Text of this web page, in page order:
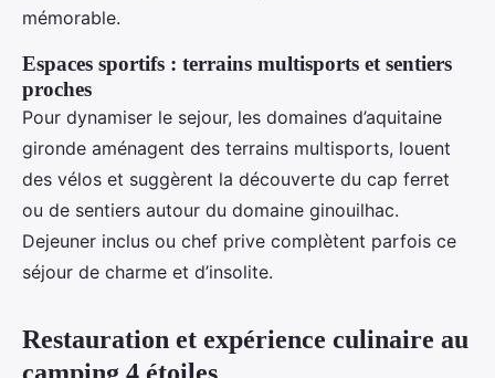
mémorable.
Espaces sportifs : terrains multisports et sentiers
proches
Pour dynamiser le sejour, les domaines d’aquitaine
gironde aménagent des terrains multisports, louent
des vélos et suggèrent la découverte du cap ferret
ou de sentiers autour du domaine ginouilhac.
Dejeuner inclus ou chef prive complètent parfois ce
séjour de charme et d’insolite.
Restauration et expérience culinaire au